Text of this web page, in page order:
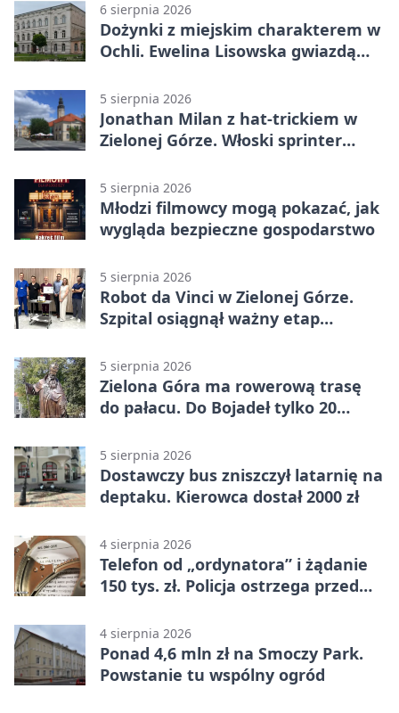
6 sierpnia 2026
Dożynki z miejskim charakterem w
Ochli. Ewelina Lisowska gwiazdą
5 sierpnia 2026
Jonathan Milan z hat-trickiem w
Zielonej Górze. Włoski sprinter
5 sierpnia 2026
Młodzi filmowcy mogą pokazać, jak
wygląda bezpieczne gospodarstwo
5 sierpnia 2026
Robot da Vinci w Zielonej Górze.
Szpital osiągnął ważny etap
5 sierpnia 2026
Zielona Góra ma rowerową trasę
do pałacu. Do Bojadeł tylko 20
5 sierpnia 2026
Dostawczy bus zniszczył latarnię na
deptaku. Kierowca dostał 2000 zł
4 sierpnia 2026
Telefon od „ordynatora” i żądanie
150 tys. zł. Policja ostrzega przed
4 sierpnia 2026
Ponad 4,6 mln zł na Smoczy Park.
Powstanie tu wspólny ogród